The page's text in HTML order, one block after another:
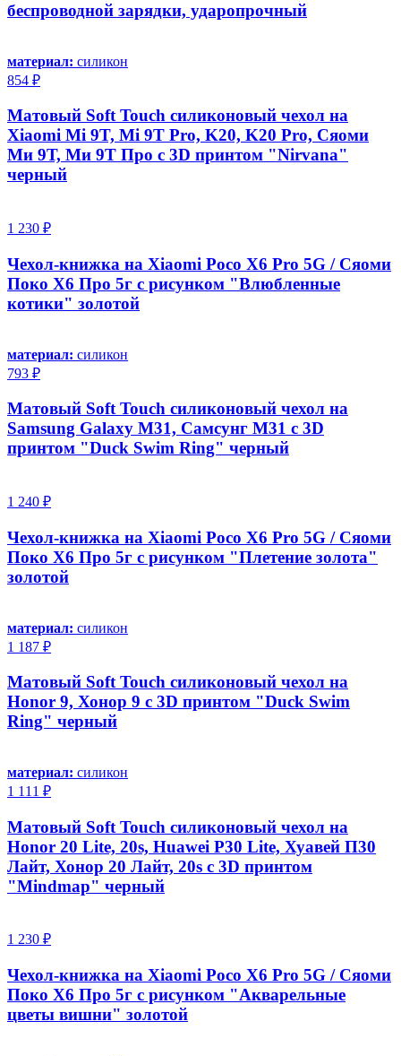
беспроводной зарядки, ударопрочный
материал: силикон
854 ₽
Матовый Soft Touch силиконовый чехол на
Xiaomi Mi 9T, Mi 9T Pro, K20, K20 Pro, Сяоми
Ми 9Т, Ми 9Т Про с 3D принтом "Nirvana"
черный
1 230 ₽
Чехол-книжка на Xiaomi Poco X6 Pro 5G / Сяоми
Поко Х6 Про 5г с рисунком "Влюбленные
котики" золотой
материал: силикон
793 ₽
Матовый Soft Touch силиконовый чехол на
Samsung Galaxy M31, Самсунг М31 с 3D
принтом "Duck Swim Ring" черный
1 240 ₽
Чехол-книжка на Xiaomi Poco X6 Pro 5G / Сяоми
Поко Х6 Про 5г с рисунком "Плетение золота"
золотой
материал: силикон
1 187 ₽
Матовый Soft Touch силиконовый чехол на
Honor 9, Хонор 9 с 3D принтом "Duck Swim
Ring" черный
материал: силикон
1 111 ₽
Матовый Soft Touch силиконовый чехол на
Honor 20 Lite, 20s, Huawei P30 Lite, Хуавей П30
Лайт, Хонор 20 Лайт, 20s с 3D принтом
"Mindmap" черный
1 230 ₽
Чехол-книжка на Xiaomi Poco X6 Pro 5G / Сяоми
Поко Х6 Про 5г с рисунком "Акварельные
цветы вишни" золотой